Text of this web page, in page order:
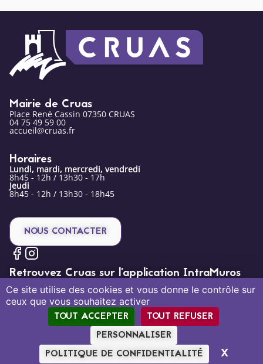
Ce site utilise des cookies et vous donne le contrôle sur
ceux que vous souhaitez activer
TOUT ACCEPTER
TOUT REFUSER
PERSONNALISER
POLITIQUE DE CONFIDENTIALITÉ
X
Mairie de Cruas
Place René Cassin 07350 CRUAS
04 75 49 59 00
accueil@cruas.fr
Horaires
Lundi, mardi, mercredi, vendredi
8h45 - 12h / 13h30 - 17h
Jeudi
8h45 - 12h / 13h30 - 18h45
NOUS CONTACTER
Retrouvez Cruas sur l’application IntraMuros
Politique de confidentialité
Création par Tout Simplement Digital